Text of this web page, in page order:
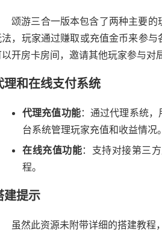
颂游三合一版本包含了两种主要的
，玩家通过赚取或充值金币来参
以开房卡房间，邀请其他玩家参与对局
理和在线支付系统
代理充值功能：通过代理系统
台系统管理玩家充值和收益情况。
在线充值功能：支持对接第三
程。
建提示
虽然此资源未附带详细的搭建教程